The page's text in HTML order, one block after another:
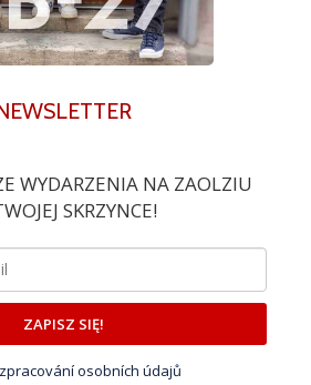
WYDARZENIA NA ZAOLZIU
SKRZYNCE!
ZAPISZ SIĘ!
osobních údajů